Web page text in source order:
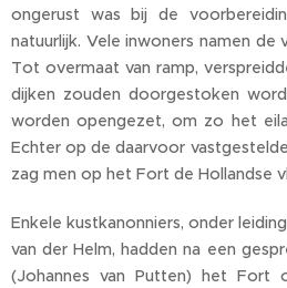
ongerust was bij de
natuurlijk. Vele inwoners namen de
Tot overmaat van ramp,
dijken zouden doorgestoken
worden opengezet, om zo het
Echter op de daarvoor
zag men op het Fort de Hollandse
Enkele kustkanonniers, onder
van der Helm, hadden na een
(Johannes van Putten) het Fort